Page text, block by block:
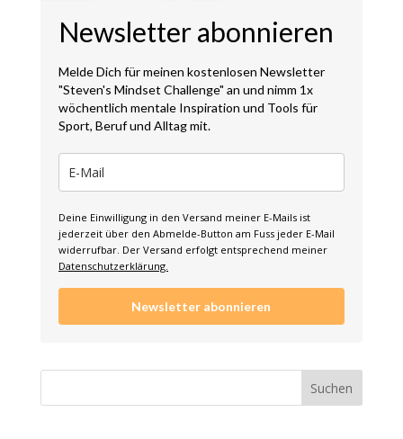
Newsletter abonnieren
Melde Dich für meinen kostenlosen Newsletter
"Steven's Mindset Challenge" an und nimm 1x
wöchentlich mentale Inspiration und Tools für
Sport, Beruf und Alltag mit.
Deine Einwilligung in den Versand meiner E-Mails ist
jederzeit über den Abmelde-Button am Fuss jeder E-Mail
widerrufbar. Der Versand erfolgt entsprechend meiner
Datenschutzerklärung.
Newsletter abonnieren